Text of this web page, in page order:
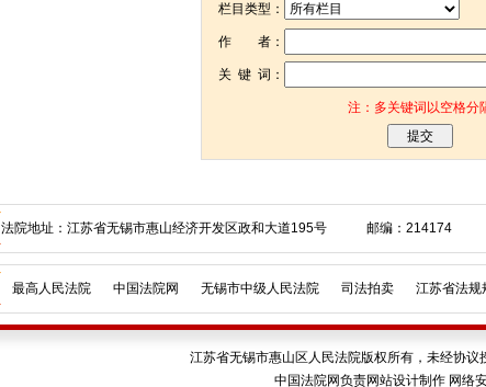
栏目类型：
作 者：
关 键 词：
注：多关键词以空格分
法院地址：江苏省无锡市惠山经济开发区政和大道195号 邮编：214174
最高人民法院 中国法院网 无锡市中级人民法院 司法拍卖 江苏省法规
江苏省无锡市惠山区人民法院版权所有，未经协议
中国法院网负责网站设计制作 网络